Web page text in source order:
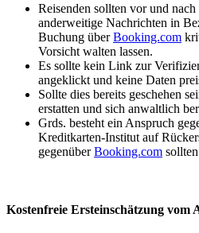
Reisenden sollten vor und
anderweitige Nachrichten in
Buchung überBooking.com
Vorsicht walten lassen.
Es sollte kein Link zur
angeklickt und keine Daten
Sollte dies bereits geschehen
erstatten und sich anwaltlich
Grds. besteht ein Anspruch
Kreditkarten-Institut auf
gegenüberBooking.com
Kostenfreie Ersteinschätzung vom